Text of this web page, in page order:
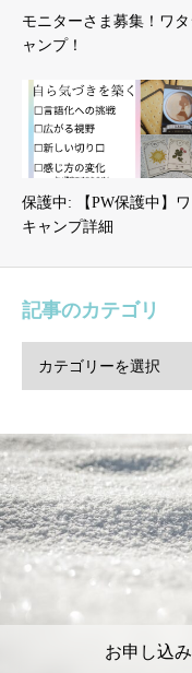
モニターさま募集！ワタ
ャンプ！
保護中: 【PW保護中】
キャンプ詳細
記事のカテゴリ
お申し込